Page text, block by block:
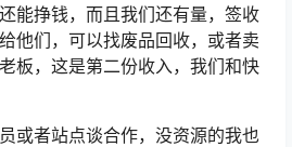
能挣钱，而且我们还有量，签收
他们，可以找废品回收，或者卖
板，这是第二份收入，我们和快
或者站点谈合作，没资源的我也